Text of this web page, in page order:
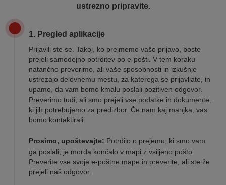
ustrezno pripravite.
1. Pregled aplikacije
Prijavili ste se. Takoj, ko prejmemo vašo prijavo, boste
prejeli samodejno potrditev po e-pošti. V tem koraku
natančno preverimo, ali vaše sposobnosti in izkušnje
ustrezajo delovnemu mestu, za katerega se prijavljate, in
upamo, da vam bomo kmalu poslali pozitiven odgovor.
Preverimo tudi, ali smo prejeli vse podatke in dokumente,
ki jih potrebujemo za predizbor. Če nam kaj manjka, vas
bomo kontaktirali.
Prosimo, upoštevajte: Potrdilo o prejemu, ki smo vam
ga poslali, je morda končalo v mapi z vsiljeno pošto.
Preverite vse svoje e-poštne mape in preverite, ali ste že
prejeli naš odgovor.